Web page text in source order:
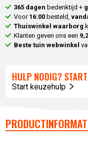
365 dagen bedenktijd +
Voor 16:00 besteld,
Thuiswinkel waarborg
Klanten geven ons een
Beste tuin webwinkel
HULP NODIG?
Start keuzehulp